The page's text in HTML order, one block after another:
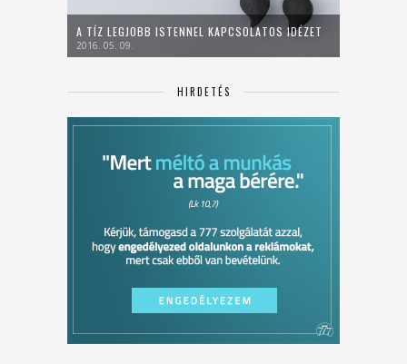
A TÍZ LEGJOBB ISTENNEL KAPCSOLATOS IDÉZET
2016. 05. 09.
HIRDETÉS